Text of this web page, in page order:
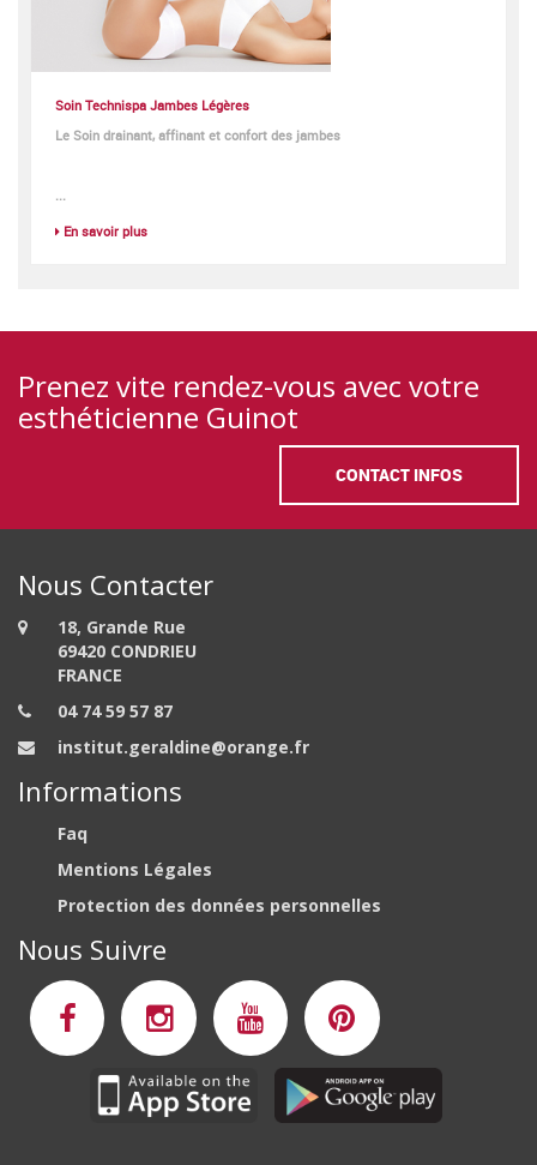
Soin Technispa Jambes Légères
Le Soin drainant, affinant et confort des jambes
...
En savoir plus
Prenez vite rendez-vous avec votre
esthéticienne Guinot
CONTACT INFOS
Nous Contacter
18, Grande Rue
69420 CONDRIEU
FRANCE
04 74 59 57 87
institut.geraldine@orange.fr
Informations
Faq
Mentions Légales
Protection des données personnelles
Nous Suivre